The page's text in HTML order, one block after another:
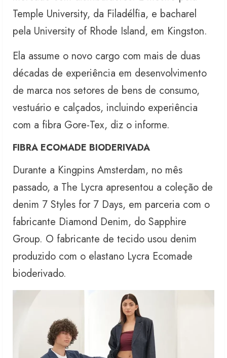
Temple University, da Filadélfia, e bacharel
pela University of Rhode Island, em Kingston.
Ela assume o novo cargo com mais de duas
décadas de experiência em desenvolvimento
de marca nos setores de bens de consumo,
vestuário e calçados, incluindo experiência
com a fibra Gore-Tex, diz o informe.
FIBRA ECOMADE BIODERIVADA
Durante a Kingpins Amsterdam, no mês
passado, a The Lycra apresentou a coleção de
denim 7 Styles for 7 Days, em parceria com o
fabricante Diamond Denim, do Sapphire
Group. O fabricante de tecido usou denim
produzido com o elastano Lycra Ecomade
bioderivado.